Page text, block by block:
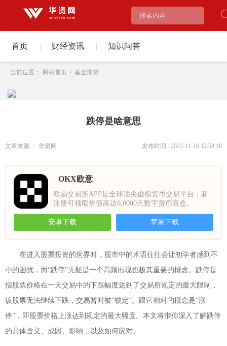
首页 | 财经资讯 | 知识问答
当前位置： 网站首页 > 基金期贷
跌停是啥意思
文章来源 ： 华资网 发布时间 : 2023-11-16 12:58:18
OKX欧意
欧易交易所APP是全球顶尖虚拟货币交易平台；新
注册可领取价值高达6,0000元数字货币盲盒。
安卓下载 苹果下载
在进入股票投资的世界时，股市中的术语往往会让初学者感到不
小的困扰，而“跌停”无疑是一个高频出现也极其重要的概念。跌停是
指股票价格在一天交易中的下跌幅度达到了交易所规定的最大限制，
该股票无法继续下跌，交易暂时被“锁定”。跟它相对的概念是“涨
停”，即股票价格上涨达到规定的最大幅度。本文将带你深入了解跌停
的具体含义、成因、影响，以及如何应对。